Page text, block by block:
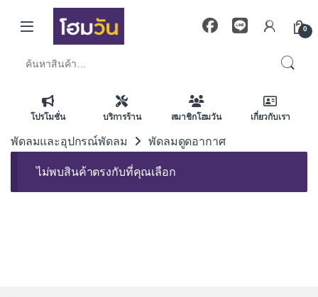
Skip to navigation
Skip to content
0
โปรโมชั่น บริการร้าน สมาชิกโฮมวัน เกี่ยวกับเรา
พัดลมและอุปกรณ์พัดลม พัดลมดูดอากาศ
ไม่พบสินค้าตรงกับที่คุณเลือก